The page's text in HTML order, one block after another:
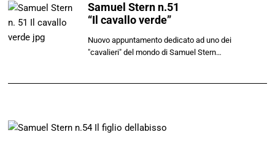
Samuel Stern n.51
“Il cavallo verde”
Nuovo appuntamento dedicato ad uno dei
"cavalieri" del mondo di Samuel Stern…